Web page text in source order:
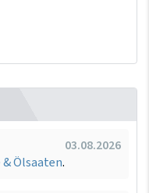
03.08.2026
Ölsaaten.